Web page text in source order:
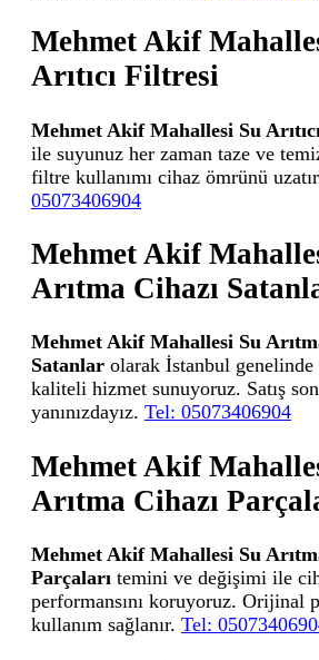
Mehmet Akif
Arıtıcı Filtresi
Mehmet Akif Mahallesi Su
ile suyunuz her zaman taze ve
filtre kullanımı cihaz ömrünü
05073406904
Mehmet Akif
Arıtma Cihazı
Mehmet Akif Mahallesi Su
Satanlar olarak İstanbul
kaliteli hizmet sunuyoruz. Satış
yanınızdayız. Tel: 05073406904
Mehmet Akif
Arıtma Cihazı
Mehmet Akif Mahallesi Su
Parçaları temini ve değişimi ile
performansını koruyoruz. Orijinal
kullanım sağlanır. Tel: